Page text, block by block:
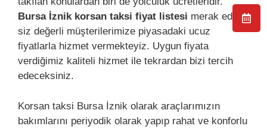
Bursa İznik korsan taksi fiyat listesi merak eden
siz değerli müşterilerimize piyasadaki ucuz
fiyatlarla hizmet vermekteyiz. Uygun fiyata
verdiğimiz kaliteli hizmet ile tekrardan bizi tercih
edeceksiniz.
Korsan taksi Bursa İznik olarak araçlarımızın
bakımlarını periyodik olarak yapıp rahat ve konforlu